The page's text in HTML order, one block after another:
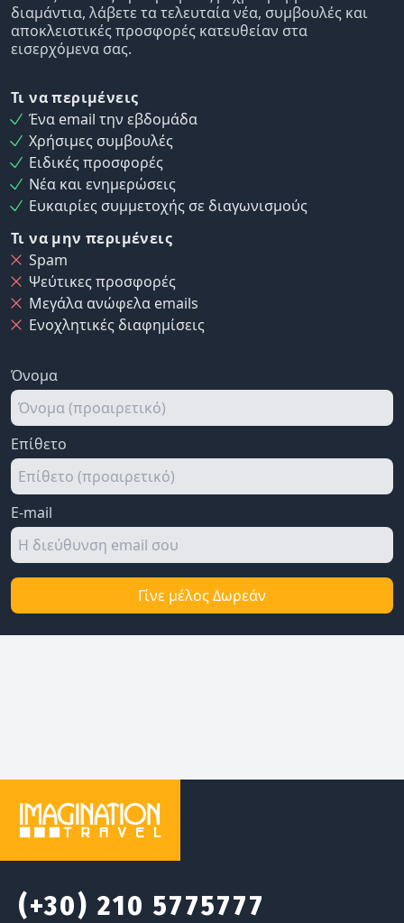
διαμάντια, λάβετε τα τελευταία νέα, συμβουλές και
αποκλειστικές προσφορές κατευθείαν στα
εισερχόμενα σας.
Τι να περιμένεις
Ένα email την εβδομάδα
Χρήσιμες συμβουλές
Ειδικές προσφορές
Νέα και ενημερώσεις
Ευκαιρίες συμμετοχής σε διαγωνισμούς
Τι να μην περιμένεις
Spam
Ψεύτικες προσφορές
Μεγάλα ανώφελα emails
Ενοχλητικές διαφημίσεις
Όνομα
Επίθετο
E-mail
Γίνε μέλος Δωρεάν
(+30) 210 5775777